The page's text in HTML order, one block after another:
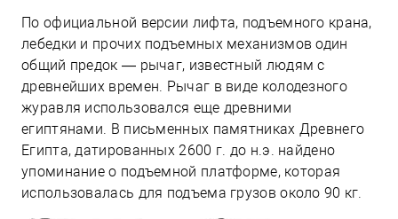
По официальной версии лифта, подъемного крана,
лебедки и прочих подъемных механизмов один
общий предок — рычаг, известный людям с
древнейших времен. Рычаг в виде колодезного
журавля использовался еще древними
египтянами. В письменных памятниках Древнего
Египта, датированных 2600 г. до н.э. найдено
упоминание о подъемной платформе, которая
использовалась для подъема грузов около 90 кг.